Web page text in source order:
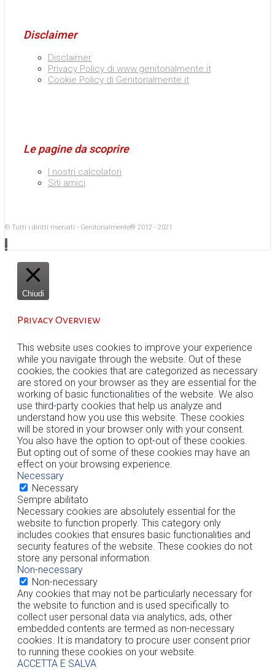
Disclaimer
Disclaimer
Privacy Policy di www.genitorialmente.it
Cookie Policy di Genitorialmente.it
Le pagine da scoprire
I nostri calcolatori
Siti amici
© Tutti i diritti riservati - Genitorialmente® 2012 - 2021
Chiudi
Privacy Overview
This website uses cookies to improve your experience
while you navigate through the website. Out of these
cookies, the cookies that are categorized as necessary
are stored on your browser as they are essential for the
working of basic functionalities of the website. We also
use third-party cookies that help us analyze and
understand how you use this website. These cookies
will be stored in your browser only with your consent.
You also have the option to opt-out of these cookies.
But opting out of some of these cookies may have an
effect on your browsing experience.
Necessary
Necessary
Sempre abilitato
Necessary cookies are absolutely essential for the
website to function properly. This category only
includes cookies that ensures basic functionalities and
security features of the website. These cookies do not
store any personal information.
Non-necessary
Non-necessary
Any cookies that may not be particularly necessary for
the website to function and is used specifically to
collect user personal data via analytics, ads, other
embedded contents are termed as non-necessary
cookies. It is mandatory to procure user consent prior
to running these cookies on your website.
ACCETTA E SALVA